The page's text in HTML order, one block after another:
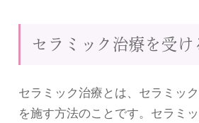
セラミック治療を受け
セラミック治療とは、セラミッ
を施す方法のことです。セラミ